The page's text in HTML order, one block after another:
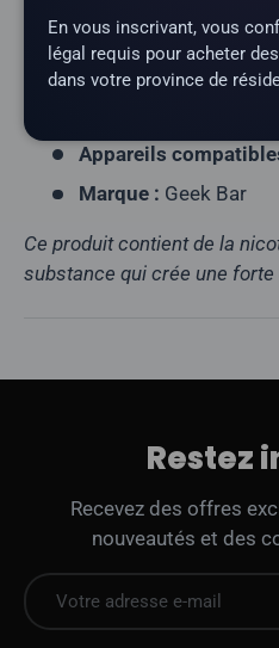
Résistance de la
double maillage
Caractéristiques :
Appareils
Marque : Geek Bar
Ce produit contient de la
substance qui crée une forte
Restez
Recevez des offres
nouveautés et des
E-mail
En vous inscrivant, vous
légal requis pour acheter
dans votre province de